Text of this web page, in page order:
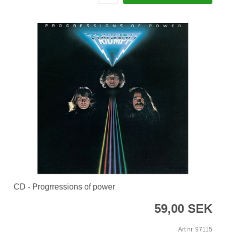
CD - Progrressions of power
59,00 SEK
Art nr. 97115